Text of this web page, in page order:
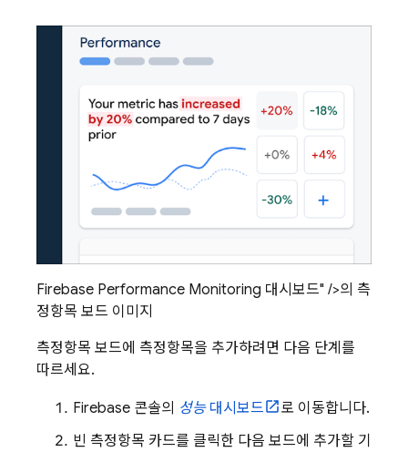
Firebase Performance Monitoring 대시보드" />의 측
정항목 보드 이미지
측정항목 보드에 측정항목을 추가하려면 다음 단계를
따르세요.
Firebase 콘솔의 성능대시보드
로 이동합니다.
빈 측정항목 카드를 클릭한 다음 보드에 추가할 기